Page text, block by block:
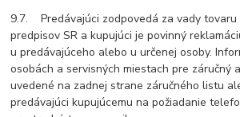
9.7. Predávajúci zodpovedá za vady tovaru
predpisov SR a kupujúci je povinný
u predávajúceho alebo u určenej osoby.
osobách a servisných miestach pre záručný
uvedené na zadnej strane záručného listu
predávajúci kupujúcemu na požiadanie